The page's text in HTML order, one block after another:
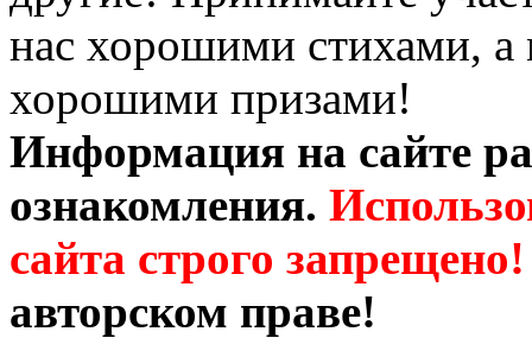
нас хорошими стихами, а
хорошими призами!
Информация на сайте
ознакомления.
сайта строго запрещено!
авторском праве!